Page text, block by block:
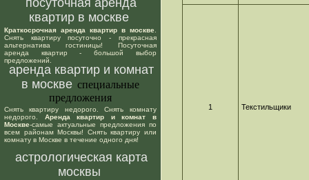
посуточная аренда
квартир в москве
Краткосрочная аренда квартир в москве
Снять квартиру посуточно - прекрасная
альтернатива гостиницы! Посуточная
аренда квартир - большой выбор
предложений.
аренда квартир и комнат
в москве специальные
предложения
Снять квартиру недорого. Снять комнату
недорого. Аренда квартир и комнат в
Москве-самые актуальные предложения по
всем районам Москвы! Снять квартиру или
комнату в Москве в течение одного дня!
астрологическая карта
москвы
1 Текстильщики